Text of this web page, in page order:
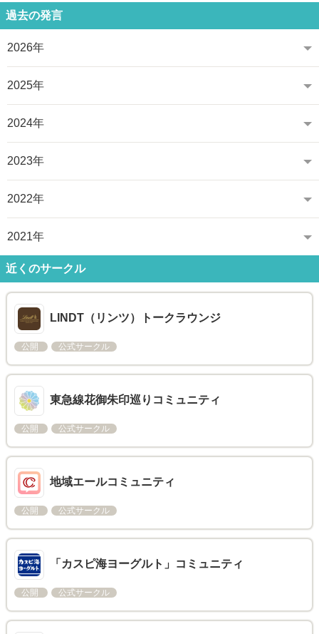
過去の発言
2026年
2025年
2024年
2023年
2022年
2021年
近くのサークル
LINDT（リンツ）トークラウンジ
公開 公式サークル
東急線花御朱印巡りコミュニティ
公開 公式サークル
地域エールコミュニティ
公開 公式サークル
「カスピ海ヨーグルト」コミュニティ
公開 公式サークル